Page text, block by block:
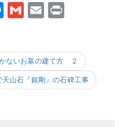
Messenger
GmailEmail
ないお墓の建て方 ２
山石『銀剛』の石碑工事